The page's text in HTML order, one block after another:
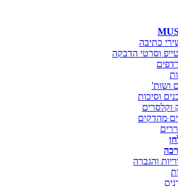
כתיבה
וסרטי הדבקה
ושות'
וסיכות
וקלסרים
מהדקים
והגברה